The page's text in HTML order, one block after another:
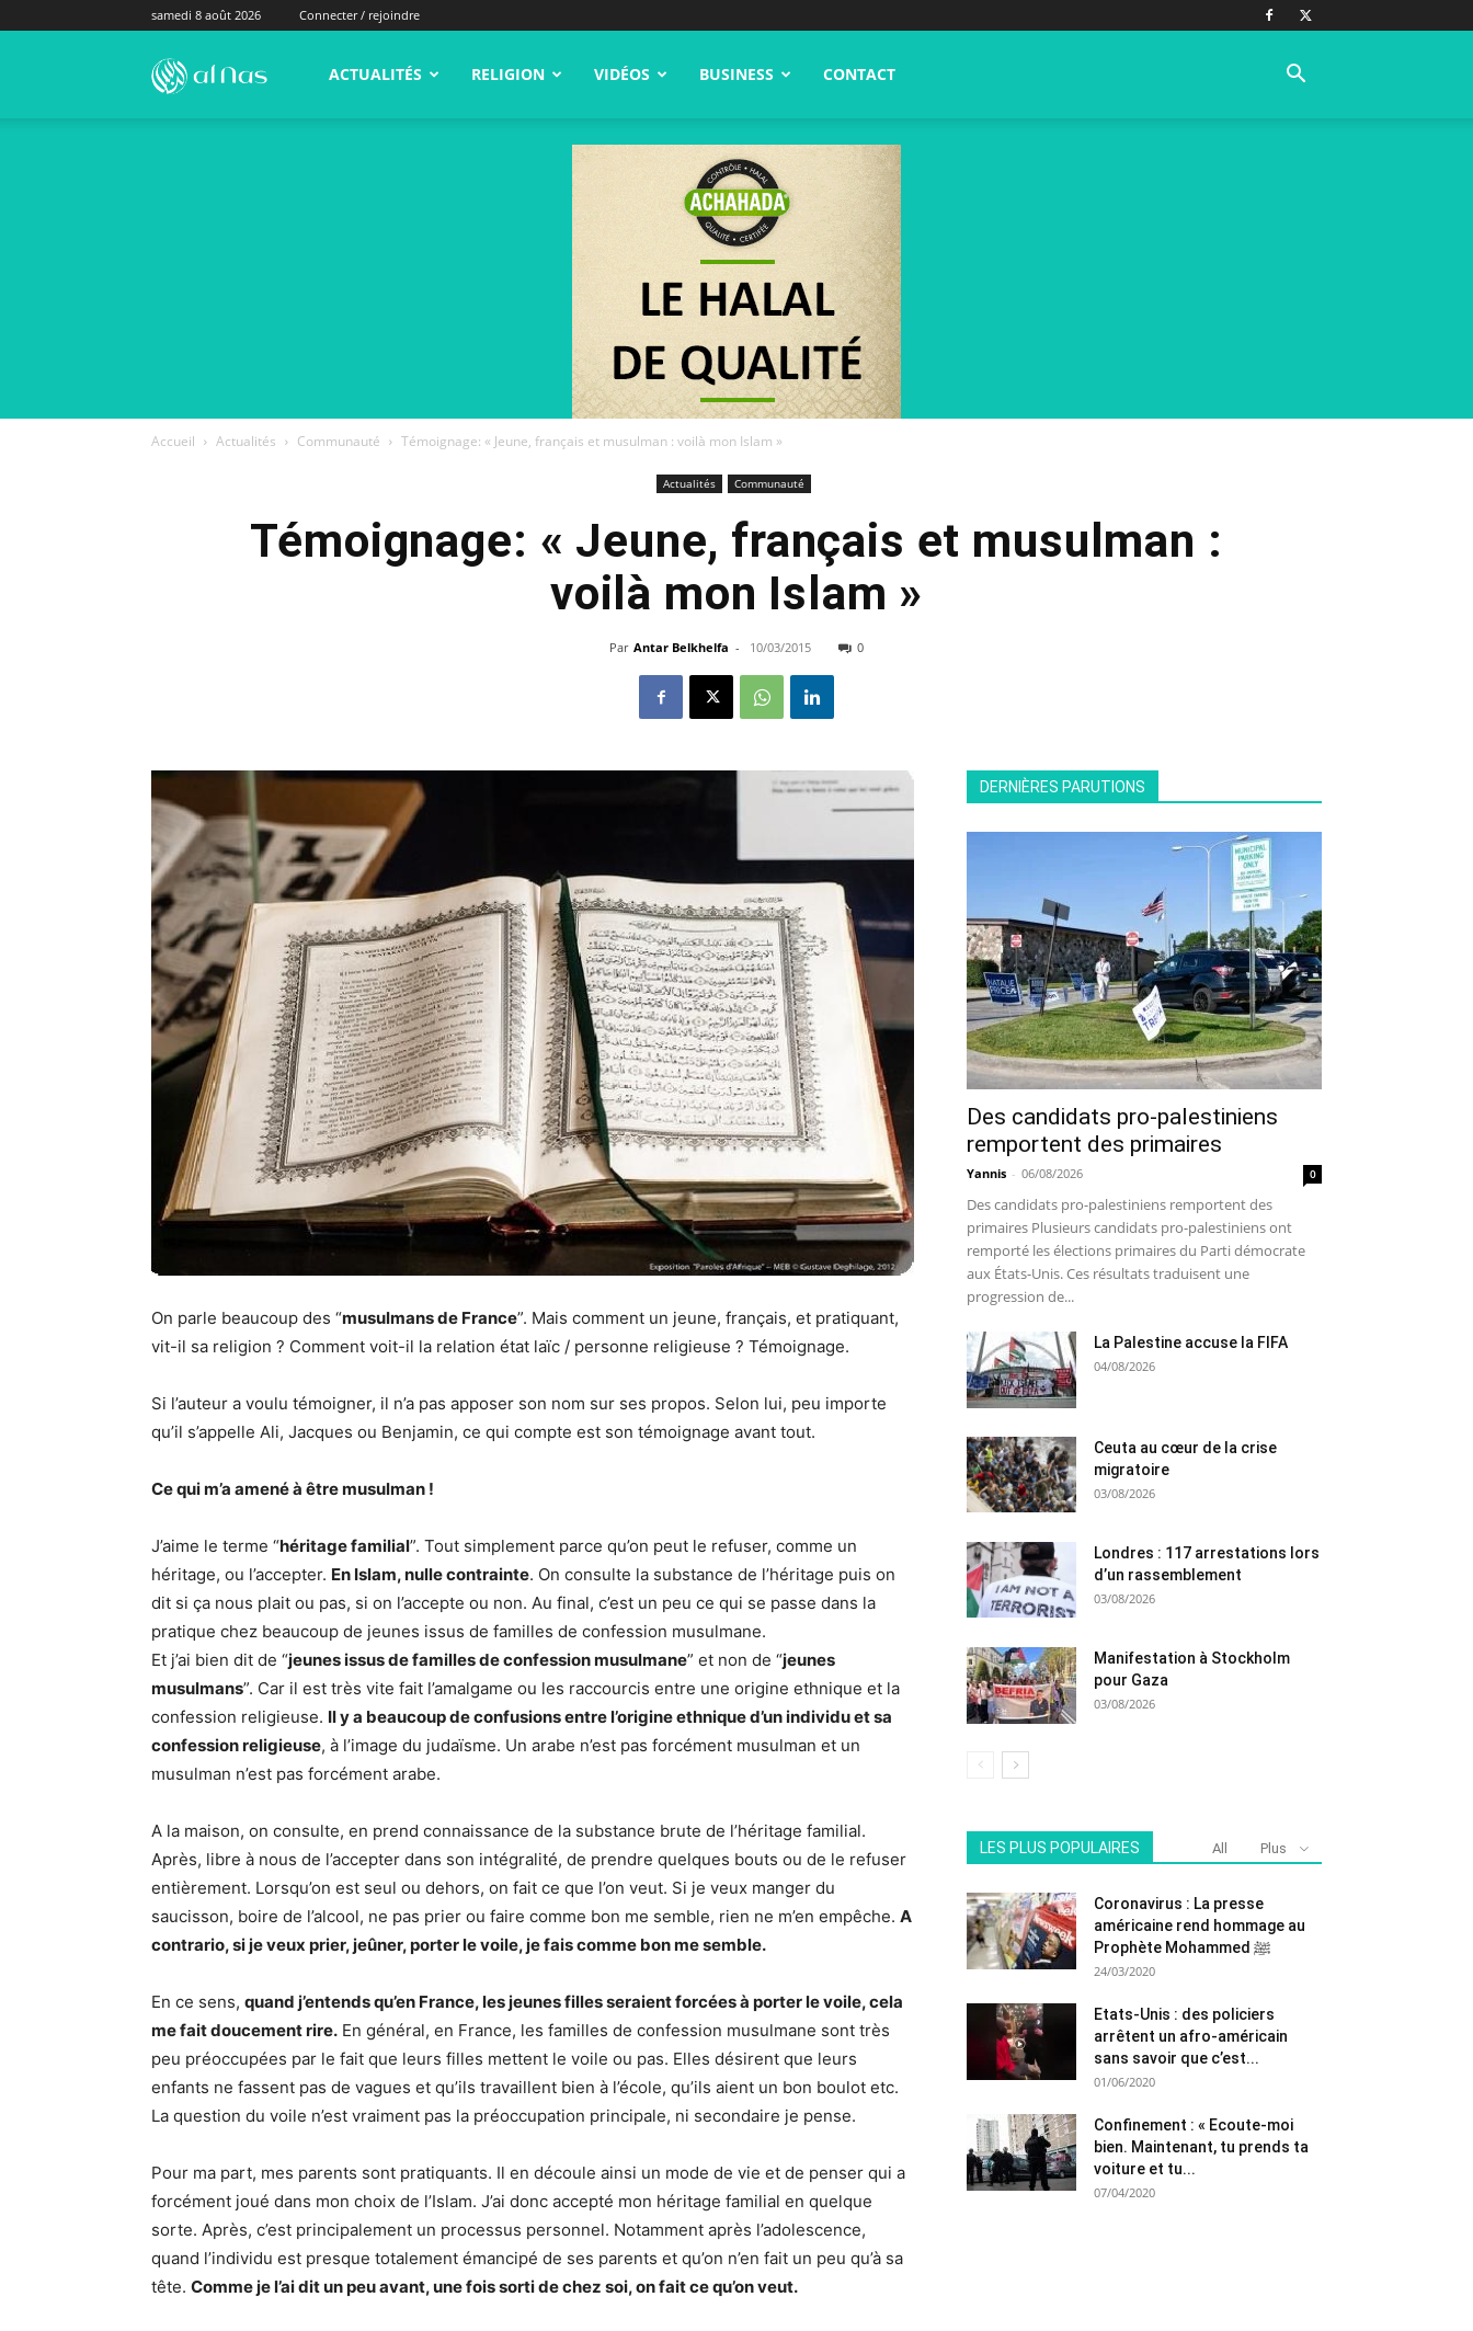
samedi 8 août 2026 Connecter / rejoindre
alNas.fr ACTUALITÉS RELIGION VIDÉOS BUSINESS CONTACT
Accueil Actualités Communauté Témoignage: « Jeune, français et musulman : voilà mon Islam »
Actualités Communauté
Témoignage: « Jeune, français et musulman :
voilà mon Islam »
Par Antar Belkhelfa - 10/03/2015 0
On parle beaucoup des “musulmans de France”. Mais comment un jeune, français, et pratiquant,
vit-il sa religion ? Comment voit-il la relation état laïc / personne religieuse ? Témoignage.
Si l’auteur a voulu témoigner, il n’a pas apposer son nom sur ses propos. Selon lui, peu importe
qu’il s’appelle Ali, Jacques ou Benjamin, ce qui compte est son témoignage avant tout.
Ce qui m’a amené à être musulman !
J’aime le terme “héritage familial”. Tout simplement parce qu’on peut le refuser, comme un
héritage, ou l’accepter. En Islam, nulle contrainte. On consulte la substance de l’héritage puis on
dit si ça nous plait ou pas, si on l’accepte ou non. Au final, c’est un peu ce qui se passe dans la
pratique chez beaucoup de jeunes issus de familles de confession musulmane.
Et j’ai bien dit de “jeunes issus de familles de confession musulmane” et non de “jeunes
musulmans”. Car il est très vite fait l’amalgame ou les raccourcis entre une origine ethnique et la
confession religieuse. Il y a beaucoup de confusions entre l’origine ethnique d’un individu et sa
confession religieuse, à l’image du judaïsme. Un arabe n’est pas forcément musulman et un
musulman n’est pas forcément arabe.
A la maison, on consulte, en prend connaissance de la substance brute de l’héritage familial.
Après, libre à nous de l’accepter dans son intégralité, de prendre quelques bouts ou de le refuser
entièrement. Lorsqu’on est seul ou dehors, on fait ce que l’on veut. Si je veux manger du
saucisson, boire de l’alcool, ne pas prier ou faire comme bon me semble, rien ne m’en empêche. A
contrario, si je veux prier, jeûner, porter le voile, je fais comme bon me semble.
En ce sens, quand j’entends qu’en France, les jeunes filles seraient forcées à porter le voile, cela
me fait doucement rire. En général, en France, les familles de confession musulmane sont très
peu préoccupées par le fait que leurs filles mettent le voile ou pas. Elles désirent que leurs
enfants ne fassent pas de vagues et qu’ils travaillent bien à l’école, qu’ils aient un bon boulot etc.
La question du voile n’est vraiment pas la préoccupation principale, ni secondaire je pense.
Pour ma part, mes parents sont pratiquants. Il en découle ainsi un mode de vie et de penser qui a
forcément joué dans mon choix de l’Islam. J’ai donc accepté mon héritage familial en quelque
sorte. Après, c’est principalement un processus personnel. Notamment après l’adolescence,
quand l’individu est presque totalement émancipé de ses parents et qu’on n’en fait un peu qu’à sa
tête. Comme je l’ai dit un peu avant, une fois sorti de chez soi, on fait ce qu’on veut.
DERNIÈRES PARUTIONS
Des candidats pro-palestiniens
remportent des primaires
Yannis - 06/08/2026 0
Des candidats pro-palestiniens remportent des
primaires Plusieurs candidats pro-palestiniens ont
remporté les élections primaires du Parti démocrate
aux États-Unis. Ces résultats traduisent une
progression de...
La Palestine accuse la FIFA
04/08/2026
Ceuta au cœur de la crise
migratoire
03/08/2026
Londres : 117 arrestations lors
d’un rassemblement
03/08/2026
Manifestation à Stockholm
pour Gaza
03/08/2026
LES PLUS POPULAIRES All Plus
Coronavirus : La presse
américaine rend hommage au
Prophète Mohammed ﷺ
24/03/2020
Etats-Unis : des policiers
arrêtent un afro-américain
sans savoir que c’est...
01/06/2020
Confinement : « Ecoute-moi
bien. Maintenant, tu prends ta
voiture et tu...
07/04/2020